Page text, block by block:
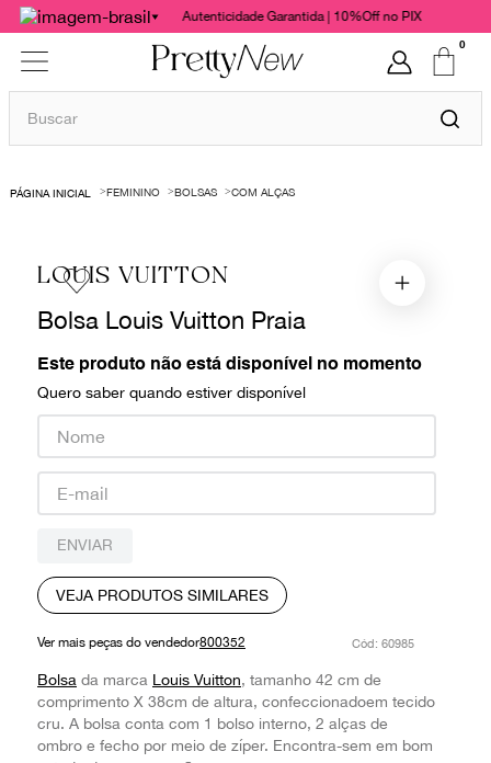
Autenticidade Garantida | 10%Off no PIX
0
Buscar
FEMININO BOLSAS COM ALÇAS
LOUIS VUITTON
Bolsa Louis Vuitton Praia
Este produto não está disponível no momento
Quero saber quando estiver disponível
ENVIAR
VEJA PRODUTOS SIMILARES
Ver mais peças do vendedor800352 : 60985
Bolsa da marca Louis Vuitton, tamanho 42 cm de
comprimento X 38cm de altura, confeccionadoem tecido
cru. A bolsa conta com 1 bolso interno, 2 alças de
ombro e fecho por meio de zíper. Encontra-sem em bom
1º
bolsas
chanel
vestido
gucci
paula raia
valentino
burberry
prada
louis vuitton